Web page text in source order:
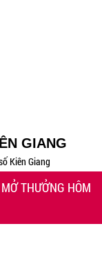
GIANG
Kiên Giang
THƯỞNG HÔM